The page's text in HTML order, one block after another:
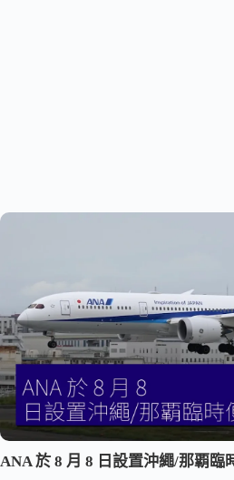
ANA 於 8 月 8 日設置沖繩/那覇臨